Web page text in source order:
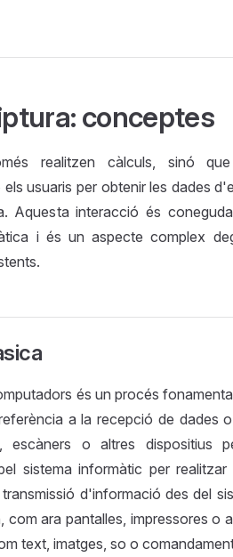
conceptes
realitzen càlculs, sinó
usuaris per obtenir les dades
Aquesta interacció és
i és un aspecte complex
és un procés
a la recepció de dades
escàners o altres dispositius
sistema informàtic per
d'informació des del
com ara pantalles, impressores o
text, imatges, so o